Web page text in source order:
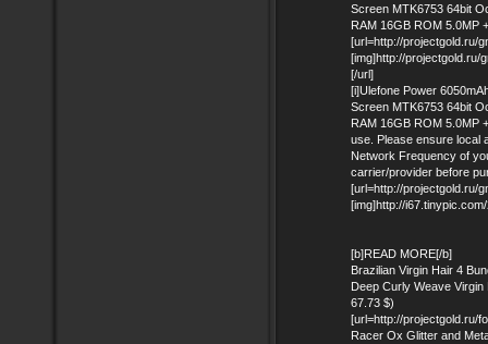
Screen MTK6753 64bit
RAM 16GB ROM 5.0MP
[url=http://projectgold.ru/
[img]http://projectgold.ru/
[/url]
[i]Ulefone Power
Screen MTK6753 64bit
RAM 16GB ROM 5.0MP
use. Please ensure local
Network Frequency of
carrier/provider before
[url=http://projectgold.ru/
[img]http://
[b]READ MORE[/b]
Brazilian Virgin Hair 4
Deep Curly Weave
67.73 $)
[url=http://projectgold.ru/
Racer Ox Glitter and